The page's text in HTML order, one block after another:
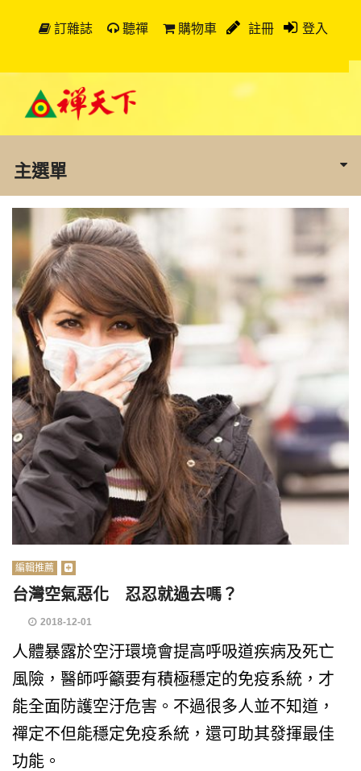
訂雜誌 聽禪 購物車 註冊 登入
主選單
編輯推薦
台灣空氣惡化 忍忍就過去嗎？
2018-12-01
人體暴露於空汙環境會提高呼吸道疾病及死亡
風險，醫師呼籲要有積極穩定的免疫系統，才
能全面防護空汙危害。不過很多人並不知道，
禪定不但能穩定免疫系統，還可助其發揮最佳
功能。